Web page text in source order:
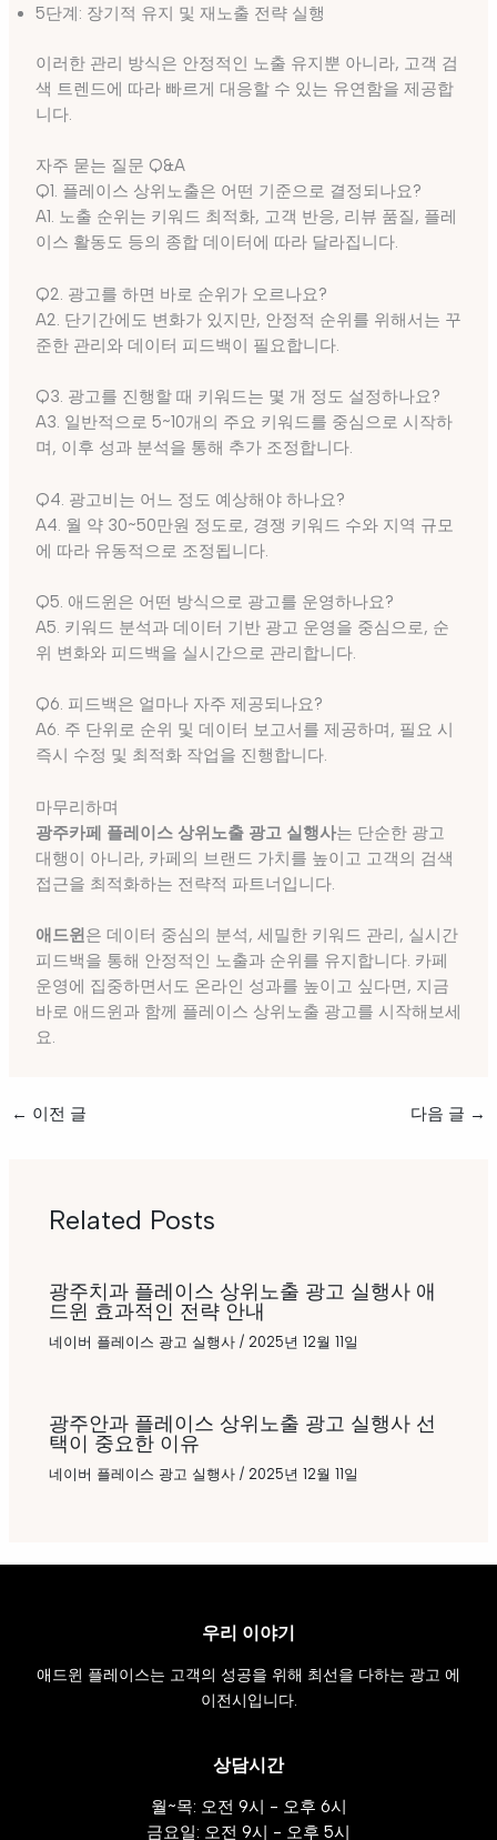
5단계: 장기적 유지 및 재노출 전략 실행
이러한 관리 방식은 안정적인 노출 유지뿐 아니라, 고객 검
색 트렌드에 따라 빠르게 대응할 수 있는 유연함을 제공합
니다.
자주 묻는 질문 Q&A
Q1. 플레이스 상위노출은 어떤 기준으로 결정되나요?
A1. 노출 순위는 키워드 최적화, 고객 반응, 리뷰 품질, 플레
이스 활동도 등의 종합 데이터에 따라 달라집니다.
Q2. 광고를 하면 바로 순위가 오르나요?
A2. 단기간에도 변화가 있지만, 안정적 순위를 위해서는 꾸
준한 관리와 데이터 피드백이 필요합니다.
Q3. 광고를 진행할 때 키워드는 몇 개 정도 설정하나요?
A3. 일반적으로 5~10개의 주요 키워드를 중심으로 시작하
며, 이후 성과 분석을 통해 추가 조정합니다.
Q4. 광고비는 어느 정도 예상해야 하나요?
A4. 월 약 30~50만원 정도로, 경쟁 키워드 수와 지역 규모
에 따라 유동적으로 조정됩니다.
Q5. 애드윈은 어떤 방식으로 광고를 운영하나요?
A5. 키워드 분석과 데이터 기반 광고 운영을 중심으로, 순
위 변화와 피드백을 실시간으로 관리합니다.
Q6. 피드백은 얼마나 자주 제공되나요?
A6. 주 단위로 순위 및 데이터 보고서를 제공하며, 필요 시
즉시 수정 및 최적화 작업을 진행합니다.
마무리하며
광주카페 플레이스 상위노출 광고 실행사는 단순한 광고
대행이 아니라, 카페의 브랜드 가치를 높이고 고객의 검색
접근을 최적화하는 전략적 파트너입니다.
애드윈은 데이터 중심의 분석, 세밀한 키워드 관리, 실시간
피드백을 통해 안정적인 노출과 순위를 유지합니다. 카페
운영에 집중하면서도 온라인 성과를 높이고 싶다면, 지금
바로 애드윈과 함께 플레이스 상위노출 광고를 시작해보세
요.
← 이전 글 다음 글 →
Related Posts
광주치과 플레이스 상위노출 광고 실행사 애
드윈 효과적인 전략 안내
네이버 플레이스 광고 실행사 / 2025년 12월 11일
광주안과 플레이스 상위노출 광고 실행사 선
택이 중요한 이유
네이버 플레이스 광고 실행사 / 2025년 12월 11일
우리 이야기
애드윈 플레이스는 고객의 성공을 위해 최선을 다하는 광고 에
이전시입니다.
상담시간
월~목: 오전 9시 - 오후 6시
금요일: 오전 9시 - 오후 5시